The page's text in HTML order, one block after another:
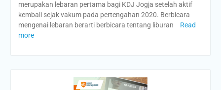
merupakan lebaran pertama bagi KDJ Jogja setelah aktif
kembali sejak vakum pada pertengahan 2020. Berbicara
mengenai lebaran berarti berbicara tentang liburan
Read
more